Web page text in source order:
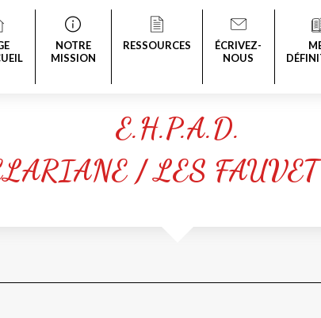
NOTRE
MISSION
RESSOURCES
ÉCRIVEZ-
NOUS
E.H.P.A.D.
/ LES